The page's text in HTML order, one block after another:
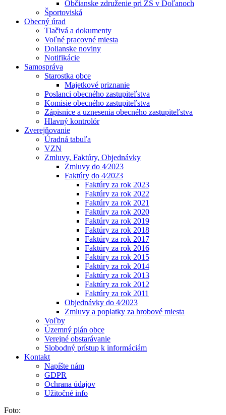
Občianske združenie pri ZŠ v Doľanoch
Športoviská
Obecný úrad
Tlačivá a dokumenty
Voľné pracovné miesta
Dolianske noviny
Notifikácie
Samospráva
Starostka obce
Majetkové priznanie
Poslanci obecného zastupiteľstva
Komisie obecného zastupiteľstva
Zápisnice a uznesenia obecného zastupiteľstva
Hlavný kontrolór
Zverejňovanie
Úradná tabuľa
VZN
Zmluvy, Faktúry, Objednávky
Zmluvy do 4⁄2023
Faktúry do 4⁄2023
Faktúry za rok 2023
Faktúry za rok 2022
Faktúry za rok 2021
Faktúry za rok 2020
Faktúry za rok 2019
Faktúry za rok 2018
Faktúry za rok 2017
Faktúry za rok 2016
Faktúry za rok 2015
Faktúry za rok 2014
Faktúry za rok 2013
Faktúry za rok 2012
Faktúry za rok 2011
Objednávky do 4⁄2023
Zmluvy a poplatky za hrobové miesta
Voľby
Územný plán obce
Verejné obstarávanie
Slobodný prístup k informáciám
Kontakt
Napíšte nám
GDPR
Ochrana údajov
Užitočné info
Foto: